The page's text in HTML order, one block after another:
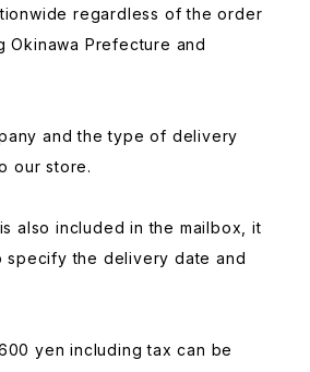
regardless of the order
Okinawa Prefecture and
and the type of delivery
our store.
also included in the mailbox, it
specify the delivery date and
yen including tax can be